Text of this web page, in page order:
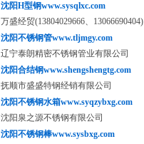
沈阳H型钢www.sysqlxc.com
万盛经贸(13804029666、13066690404)
沈阳不锈钢管www.tljmgy.com
辽宁泰朗精密不锈钢管业有限公司
沈阳合结钢www.shengshengtg.com
抚顺市盛盛特钢经销有限公司
沈阳不锈钢水箱www.syqzybxg.com
沈阳泉之源不锈钢有限公司
沈阳不锈钢棒www.sysbxg.com